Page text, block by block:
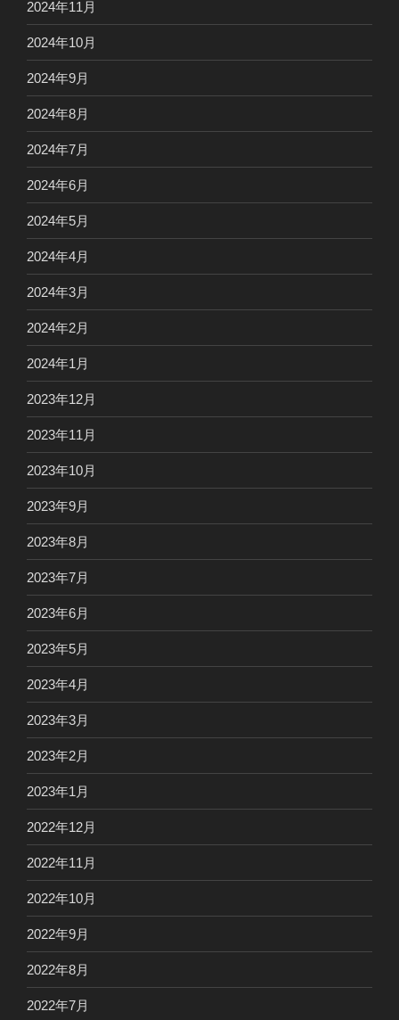
2024年11月
2024年10月
2024年9月
2024年8月
2024年7月
2024年6月
2024年5月
2024年4月
2024年3月
2024年2月
2024年1月
2023年12月
2023年11月
2023年10月
2023年9月
2023年8月
2023年7月
2023年6月
2023年5月
2023年4月
2023年3月
2023年2月
2023年1月
2022年12月
2022年11月
2022年10月
2022年9月
2022年8月
2022年7月